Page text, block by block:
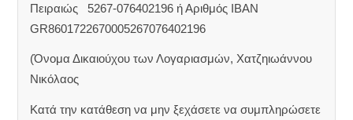
Πειραιώς 5267-076402196 ή Αριθμός IBAN
GR8601722670005267076402196
(Όνομα Δικαιούχου των Λογαριασμών, Χατζηιωάννου
Νικόλαος
Κατά την κατάθεση να μην ξεχάσετε να συμπληρώσετε